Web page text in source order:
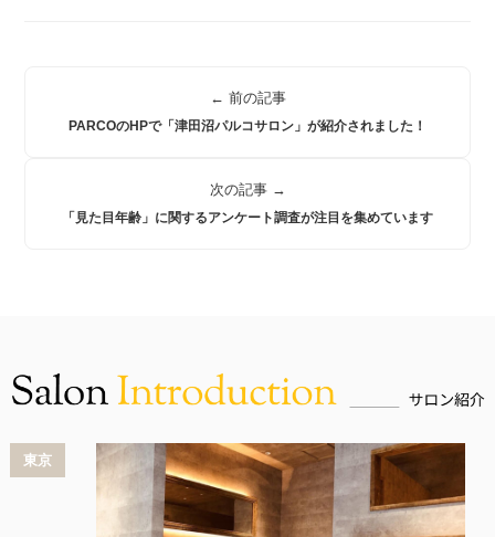
← 前の記事
PARCOのHPで「津田沼パルコサロン」が紹介されました！
次の記事 →
「見た目年齢」に関するアンケート調査が注目を集めています
東京